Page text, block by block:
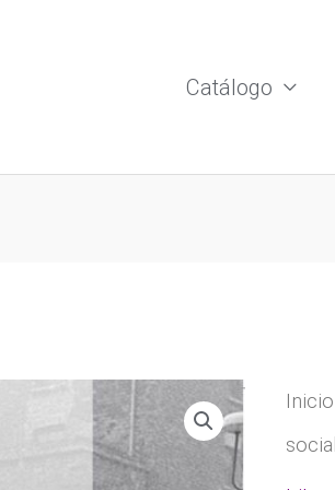
Catálogo
Inicio